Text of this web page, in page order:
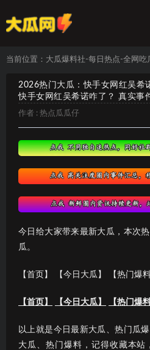
当前位置： 大瓜爆料社-每日热点-全网吃
2026热门大瓜：快手女网红吴希
快手女网红吴希诺咋了？ 真实事
作者 : 热点瓜瓜仔
今日给大家带来最新大瓜，本次
瓜。
【首页】 【今日大瓜】 【热门爆
【首页】 【今日大瓜】 【热门爆料
以上就是今日最新大瓜、热门瓜
大瓜、热门爆料，记得收藏本站